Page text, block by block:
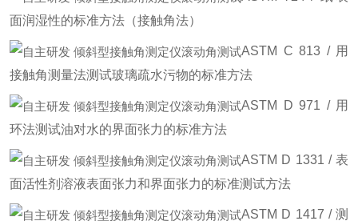
面润湿性的标准方法（接触角法）
ASTM C 813 / 用
接触角测量法测试玻璃疏水污物的标准方法
ASTM D 971 / 用
环法测试油对水的界面张力的标准方法
ASTM D 1331 / 表
面活性剂溶液表面张力和界面张力的标准测试方法
ASTM D 1417 / 测